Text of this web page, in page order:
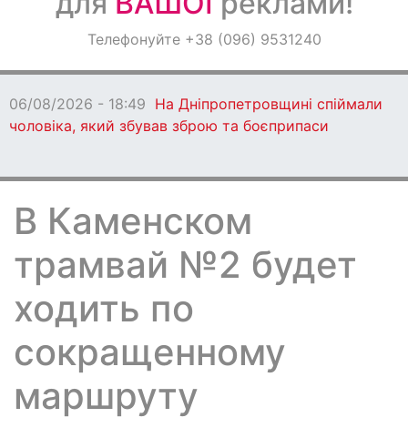
ОголошенняТелефонуйте +38 (096) 9531240
06/08/2026 - 18:49 На Дніпропетровщині спіймали
чоловіка, який збував зброю та боєприпаси
В Каменском
трамвай №2 будет
ходить по
сокращенному
маршруту